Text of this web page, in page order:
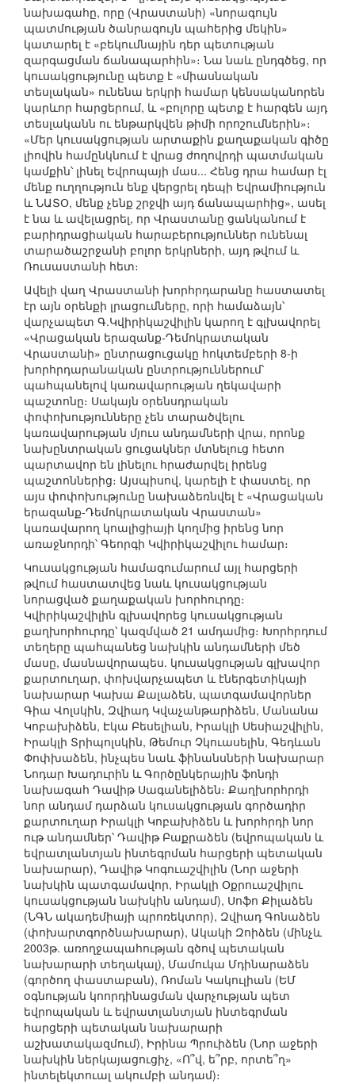
նախագահը, որը (Վրաստանի) «նորագույն
պատմության ծանրագույն պահերից մեկին»
կատարել է «բեկումնային դեր պետության
զարգացման ճանապարհին»։ Նա նաև ընդգծեց, որ
կուսակցությունը պետք է «միասնական
տեսլական» ունենա երկրի համար կենսականորեն
կարևոր հարցերում, և «բոլորը պետք է հարգեն այդ
տեսլականն ու ենթարկվեն թիմի որոշումներին»։
«Մեր կուսակցության արտաքին քաղաքական գիծը
լիովին համընկնում է վրաց ժողովրդի պատմական
կամքին՝ լինել Եվրոպայի մաս... Հենց դրա համար էլ
մենք ուղղություն ենք վերցրել դեպի Եվրամիություն
և ՆԱՏՕ, մենք չենք շրջվի այդ ճանապարհից», ասել
է նա և ավելացրել, որ Վրաստանը ցանկանում է
բարիդրացիական հարաբերություններ ունենալ
տարածաշրջանի բոլոր երկրների, այդ թվում և
Ռուսաստանի հետ։
Ավելի վաղ Վրաստանի խորհրդարանը հաստատել
էր այն օրենքի լրացումները, որի համաձայն՝
վարչապետ Գ.Կվիրիկաշվիլին կարող է գլխավորել
«Վրացական երազանք-Դեմոկրատական
Վրաստանի» ընտրացուցակը հոկտեմբերի 8-ի
խորհրդարանական ընտրություններում՝
պահպանելով կառավարության ղեկավարի
պաշտոնը։ Սակայն օրենսդրական
փոփոխությունները չեն տարածվելու
կառավարության մյուս անդամների վրա, որոնք
նախընտրական ցուցակներ մտնելուց հետո
պարտավոր են լինելու հրաժարվել իրենց
պաշտոններից։ Այսպիսով, կարելի է փաստել, որ
այս փոփոխությունը նախաձեռնվել է «Վրացական
երազանք-Դեմոկրատական Վրաստան»
կառավարող կոալիցիայի կողմից իրենց նոր
առաջնորդի՝ Գեորգի Կվիրիկաշվիլու համար։
Կուսակցության համագումարում այլ հարցերի
թվում հաստատվեց նաև կուսակցության
նորացված քաղաքական խորհուրդը։
Կվիրիկաշվիլին գլխավորեց կուսակցության
քաղխորհուրդը՝ կազմված 21 ամդամից։ Խորհրդում
տեղերը պահպանեց նախկին անդամների մեծ
մասը, մասնավորապես. կուսակցության գլխավոր
քարտուղար, փոխվարչապետ և էներգետիկայի
նախարար Կախա Քալաձեն, պատգամավորներ
Գիա Վոլսկին, Զվիադ Կվաչանթարիձեն, Մանանա
Կոբախիձեն, Էկա Բեսելիան, Իրակլի Սեսիաշվիլին,
Իրակլի Տրիպոլսկին, Թեմուր Չկուասելին, Գեդևան
Փոփխաձեն, ինչպես նաև ֆինանսների նախարար
Նոդար Խադուրին և Գործընկերային ֆոնդի
նախագահ Դավիթ Սագանելիձեն։ Քաղխորհրդի
նոր անդամ դարձան կուսակցության գործադիր
քարտուղար Իրակլի Կոբախիձեն և խորհրդի նոր
ութ անդամներ՝ Դավիթ Բաքրաձեն (եվրոպական և
եվրատլանտյան ինտեգրման հարցերի պետական
նախարար), Դավիթ Կոգուաշվիլին (Նոր աջերի
նախկին պատգամավոր, Իրակլի Օքրուաշվիլու
կուսակցության նախկին անդամ), Սոֆո Քիլաձեն
(ՆԳՆ ակադեմիայի պրոռեկտոր), Զվիադ Գոնաձեն
(փոխարտգործնախարար), Ակակի Զոիձեն (մինչև
2003թ. առողջապահության գծով պետական
նախարարի տեղակալ), Մամուկա Մդինարաձեն
(գործող փաստաբան), Ռոման Կակուլիան (ԵՄ
օգնության կոորդինացման վարչության պետ
եվրոպական և եվրատլանտյան ինտեգրման
հարցերի պետական նախարարի
աշխատակազմում), Իրինա Պրուիձեն (Նոր աջերի
նախկին ներկայացուցիչ, «Ո՞վ, ե՞րբ, որտե՞ղ»
ինտելեկտուալ ակումբի անդամ)։